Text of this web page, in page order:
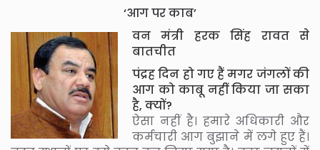
‘आग पर काब’
वन मंत्री हरक सिंह रावत से
बातचीत
पंद्रह दिन हो गए हैं मगर जंगलों की
आग को काबू नहीं किया जा सका
है, क्यों?
ऐसा नहीं है। हमारे अधिकारी और
कर्मचारी आग बुझाने में लगे हुए हैं।